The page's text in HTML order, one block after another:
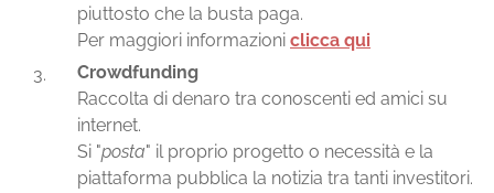
piuttosto che la busta paga.
Per maggiori informazioni clicca qui
Crowdfunding
Raccolta di denaro tra conoscenti ed amici su
internet.
Si "posta" il proprio progetto o necessità e la
piattaforma pubblica la notizia tra tanti investitori.